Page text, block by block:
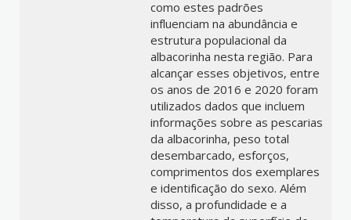
como estes padrões
influenciam na abundância e
estrutura populacional da
albacorinha nesta região. Para
alcançar esses objetivos, entre
os anos de 2016 e 2020 foram
utilizados dados que incluem
informações sobre as pescarias
da albacorinha, peso total
desembarcado, esforços,
comprimentos dos exemplares
e identificação do sexo. Além
disso, a profundidade e a